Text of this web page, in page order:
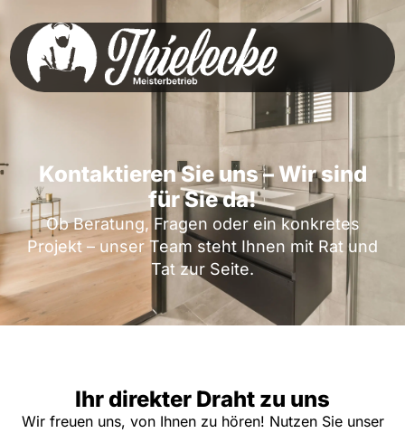
Kontaktieren Sie uns – Wir sind
für Sie da!
Ob Beratung, Fragen oder ein konkretes
Projekt – unser Team steht Ihnen mit Rat und
Tat zur Seite.
Ihr direkter Draht zu uns
Wir freuen uns, von Ihnen zu hören! Nutzen Sie unser